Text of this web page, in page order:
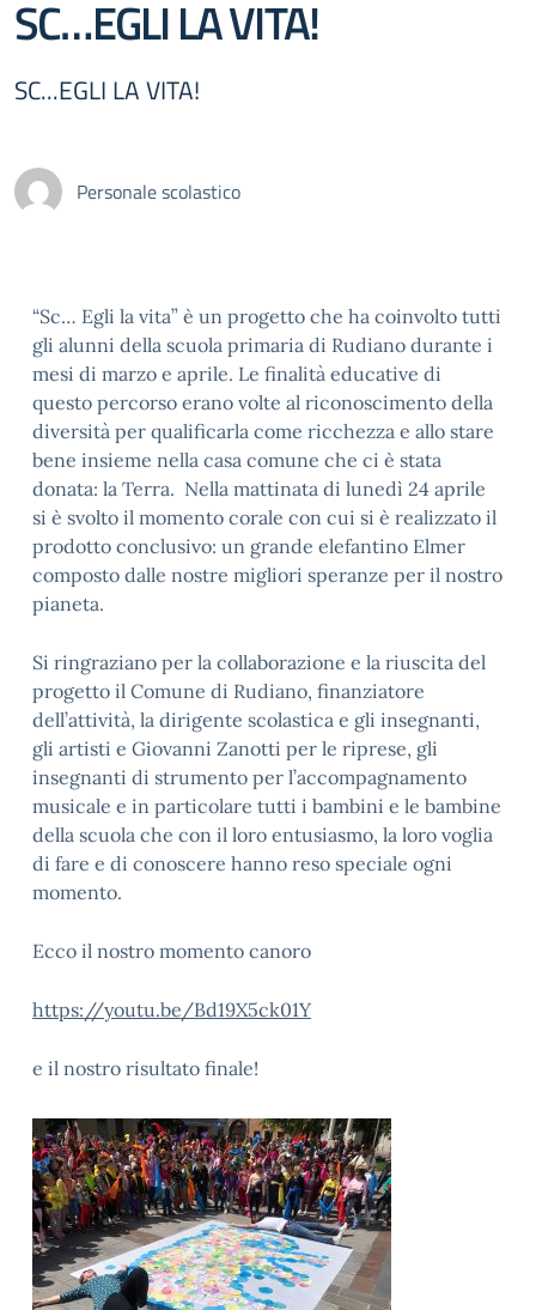
SC…EGLI LA VITA!
SC...EGLI LA VITA!
Personale scolastico
“Sc… Egli la vita” è un progetto che ha coinvolto tutti
gli alunni della scuola primaria di Rudiano durante i
mesi di marzo e aprile. Le finalità educative di
questo percorso erano volte al riconoscimento della
diversità per qualificarla come ricchezza e allo stare
bene insieme nella casa comune che ci è stata
donata: la Terra. Nella mattinata di lunedì 24 aprile
si è svolto il momento corale con cui si è realizzato il
prodotto conclusivo: un grande elefantino Elmer
composto dalle nostre migliori speranze per il nostro
pianeta.
Si ringraziano per la collaborazione e la riuscita del
progetto il Comune di Rudiano, finanziatore
dell’attività, la dirigente scolastica e gli insegnanti,
gli artisti e Giovanni Zanotti per le riprese, gli
insegnanti di strumento per l’accompagnamento
musicale e in particolare tutti i bambini e le bambine
della scuola che con il loro entusiasmo, la loro voglia
di fare e di conoscere hanno reso speciale ogni
momento.
Ecco il nostro momento canoro
https://youtu.be/Bd19X5ck01Y
e il nostro risultato finale!